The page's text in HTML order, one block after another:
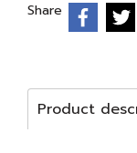
Share
Product